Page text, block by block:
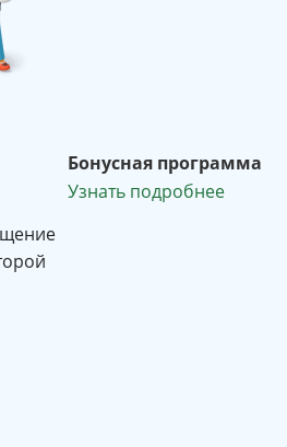
Бонусная программа
Узнать подробнее